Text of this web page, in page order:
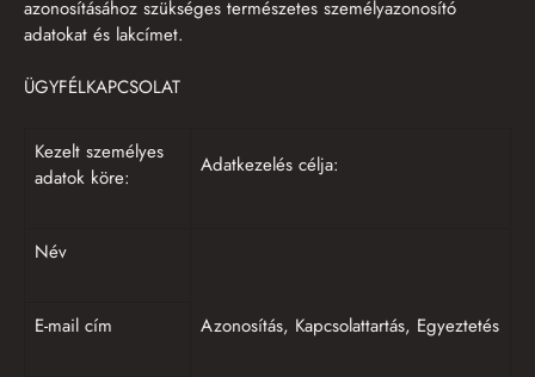
azonosításához szükséges természetes személyazonosító
adatokat és lakcímet.
ÜGYFÉLKAPCSOLAT
Kezelt személyes
adatok köre:
Adatkezelés célja:
Név
Azonosítás, Kapcsolattartás, Egyeztetés
E-mail cím